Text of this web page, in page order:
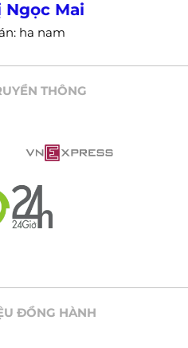
Kim Ngân
An Giang
THÔNG
ĐỒNG HÀNH